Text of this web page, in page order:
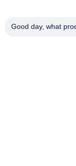
Good day, what